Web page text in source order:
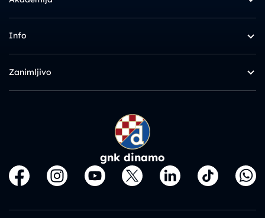
Info
Zanimljivo
gnk dinamo